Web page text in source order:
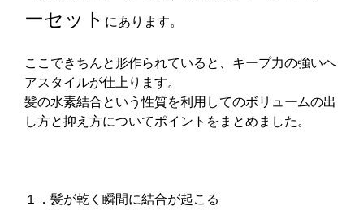
ーセット にあります。
ここできちんと形作られていると、キープ力の強いヘ
アスタイルが仕上ります。
髪の水素結合という性質を利用してのボリュームの出
し方と抑え方についてポイントをまとめました。
１．髪が乾く瞬間に結合が起こる